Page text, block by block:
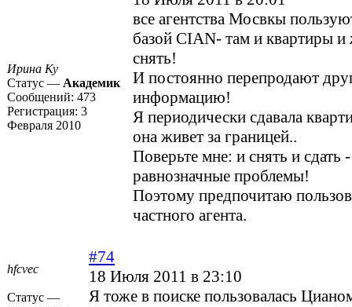
Ирина Ку
Статус — Академик
Сообщений: 473
Регистрация: 3
Февраля 2010
все агентства Мосвкы
базой CIAN- там и квартиры
снять!
И постоянно перепродают
информацию!
Я периодически сдавала
она живет за границей..
Поверьте мне: и снять и сдать
равнозначные проблемы!
Поэтому предпочитаю
частного агента.
hfcvec
Статус —
#74
18 Июля 2011 в 23:10
Я тоже в поиске пользовалась